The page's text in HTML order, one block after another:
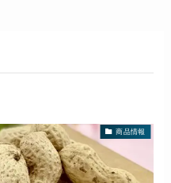
商品情報